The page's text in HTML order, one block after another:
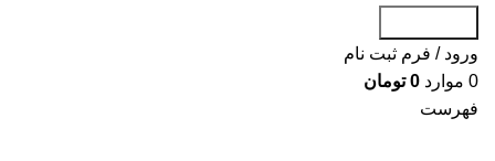
ورود / فرم ثبت نام
0 موارد 0 تومان
فهرست